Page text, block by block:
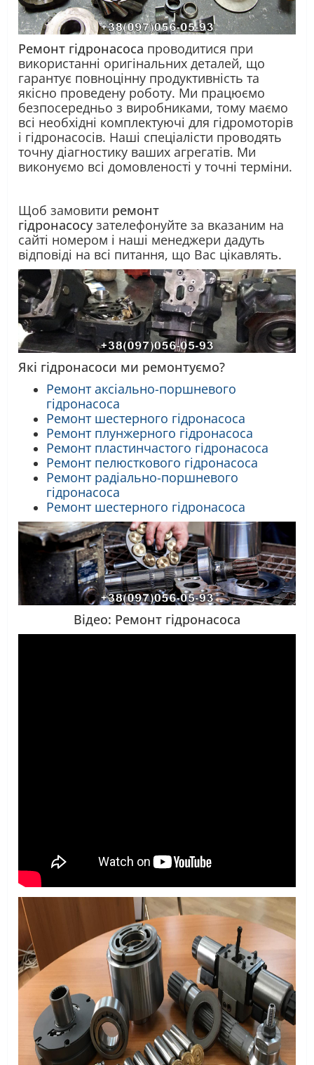
Ремонт гідронасоса проводитися при
використанні оригінальних деталей, що
гарантує повноцінну продуктивність та
якісно проведену роботу. Ми працюємо
безпосередньо з виробниками, тому маємо
всі необхідні комплектуючі для гідромоторів
і гідронасосів. Наші спеціалісти проводять
точну діагностику ваших агрегатів. Ми
виконуємо всі домовленості у точні терміни.
Щоб замовити ремонт
гідронасосузателефонуйте за вказаним на
сайті номером і наші менеджери дадуть
відповіді на всі питання, що Вас цікавлять.
Які гідронасоси ми ремонтуємо?
Ремонт аксіально-поршневого
гідронасоса
Ремонт шестерного гідронасоса
Ремонт плунжерного гідронасоса
Ремонт пластинчастого гідронасоса
Ремонт пелюсткового гідронасоса
Ремонт радіально-поршневого
гідронасоса
Ремонт шестерного гідронасоса
Відео: Ремонт гідронасоса